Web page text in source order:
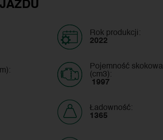
Rok produkcji:
2022
Pojemność skokowa
(cm3):
1997
Ładowność:
1365